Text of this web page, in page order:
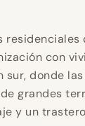
residenciales
con
donde
grandes
y un